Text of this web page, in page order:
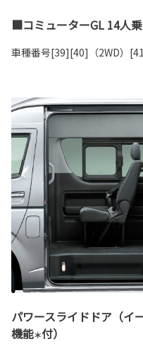
■コミューターGL 14人
車種番号[39][40]（2WD）
パワースライドドア（イ
機能＊付）